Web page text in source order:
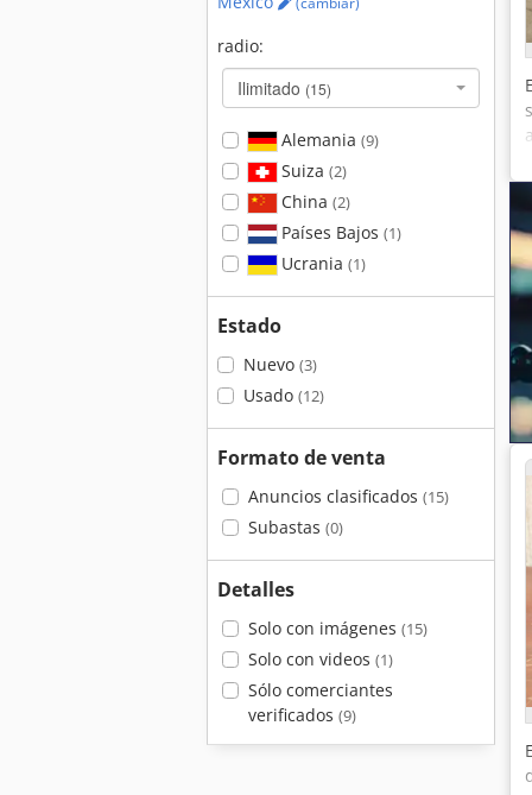
radio:
Ilimitado (15)
Alemania (9)
Suiza (2)
China (2)
Países Bajos (1)
Ucrania (1)
Estado
Nuevo (3)
Usado (12)
Formato de venta
Anuncios clasificados (15)
Subastas (0)
Detalles
Solo con imágenes (15)
Solo con videos (1)
Sólo comerciantes
verificados (9)